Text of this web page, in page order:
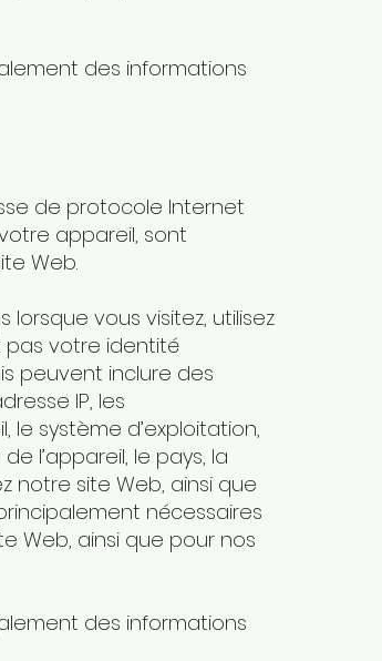
des informations
de protocole Internet
appareil, sont
Web.
vous visitez, utilisez
pas votre identité
peuvent inclure des
IP, les
système d’exploitation,
l’appareil, le pays, la
notre site Web, ainsi que
nécessaires
Web, ainsi que pour nos
des informations